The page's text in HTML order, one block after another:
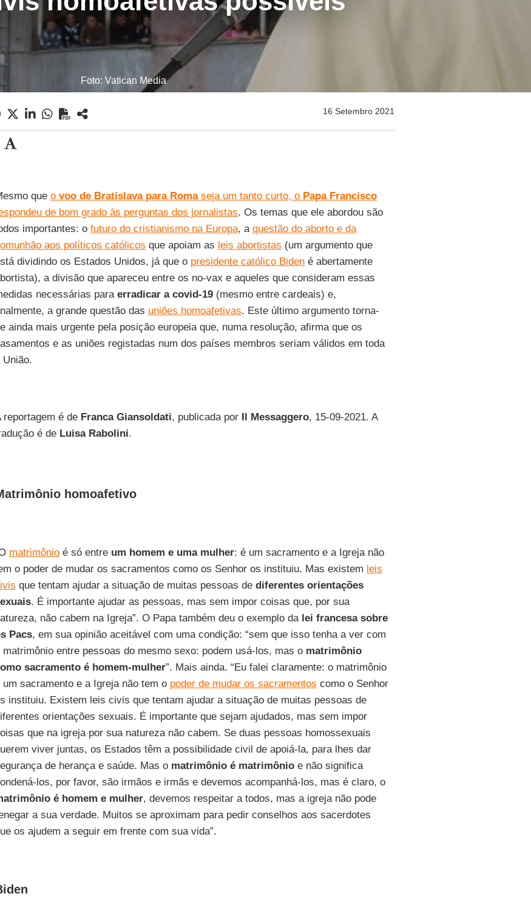
Foto: Vatican Media
16 Setembro 2021
que o voo de Bratislava para Romaseja um tanto curto, o Papa Francisco
de bom grado às perguntas dos jornalistas. Os temas que ele abordou são
importantes: o futuro do cristianismo na Europa, a questão do aborto e da
aos políticos católicos que apoiam as leis abortistas (um argumento que
dividindo os Estados Unidos, já que o presidente católico Bidené abertamente
a divisão que apareceu entre os no-vax e aqueles que consideram essas
necessárias para erradicar a covid-19(mesmo entre cardeais) e,
a grande questão das uniões homoafetivas. Este último argumento torna-
ainda mais urgente pela posição europeia que, numa resolução, afirma que os
e as uniões registadas num dos países membros seriam válidos em toda
União.
reportagem é de Franca Giansoldati, publicada por Il Messaggero, 15-09-2021. A
é de Luisa Rabolini.
homoafetivo
matrimônioé só entre um homem e uma mulher: é um sacramento e a Igreja não
o poder de mudar os sacramentos como os Senhor os instituiu. Mas existem leis
que tentam ajudar a situação de muitas pessoas de diferentes orientações
. É importante ajudar as pessoas, mas sem impor coisas que, por sua
não cabem na Igreja”. O Papa também deu o exemplo da lei francesa sobre
Pacs, em sua opinião aceitável com uma condição: “sem que isso tenha a ver com
matrimônio entre pessoas do mesmo sexo: podem usá-los, mas o matrimônio
sacramento é homem-mulher”. Mais ainda. “Eu falei claramente: o matrimônio
um sacramento e a Igreja não tem o poder de mudar os sacramentos como o Senhor
instituiu. Existem leis civis que tentam ajudar a situação de muitas pessoas de
orientações sexuais. É importante que sejam ajudados, mas sem impor
que na igreja por sua natureza não cabem. Se duas pessoas homossexuais
viver juntas, os Estados têm a possibilidade civil de apoiá-la, para lhes dar
de herança e saúde. Mas o matrimônio é matrimônioe não significa
los, por favor, são irmãos e irmãs e devemos acompanhá-los, mas é claro, o
é homem e mulher, devemos respeitar a todos, mas a igreja não pode
a sua verdade. Muitos se aproximam para pedir conselhos aos sacerdotes
os ajudem a seguir em frente com sua vida”.